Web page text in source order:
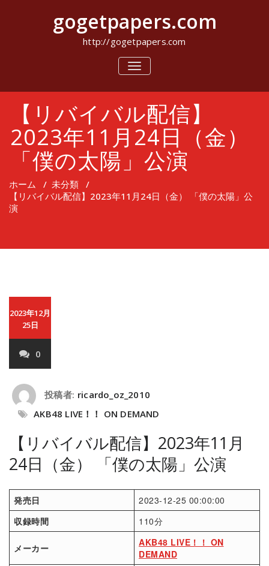
キ
gogetpapers.com
http://gogetpapers.com
ナ
ビ
シ
ョ
ン
を
切
【リバイバル配信】
2023年11月24日（金）
「僕の太陽」公演
ホーム / 未分類 /
【リバイバル配信】2023年11月24日（金） 「僕の太陽」公
演
2023年12月
25日
0
投稿者: ricardo_oz_2010
AKB48 LIVE！！ ON DEMAND
【リバイバル配信】2023年11月
24日（金） 「僕の太陽」公演
発売日
2023-12-25 00:00:00
収録時間
110分
メーカー
AKB48 LIVE！！ ON
DEMAND